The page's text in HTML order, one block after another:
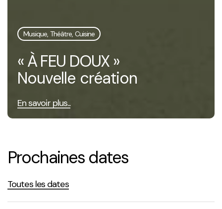
Musique, Théâtre, Cuisine
« À FEU DOUX »
Nouvelle création
En savoir plus...
Prochaines dates
Toutes les dates